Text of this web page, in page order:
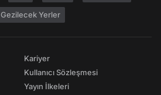
Gezilecek Yerler
Kariyer
Kullanıcı Sözleşmesi
Yayın İlkeleri